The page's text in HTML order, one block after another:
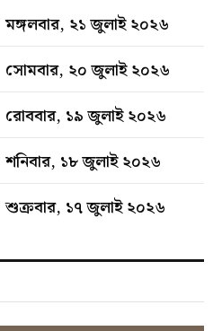
২১ জুলাই ২০২৬
২০ জুলাই ২০২৬
১৯ জুলাই ২০২৬
১৮ জুলাই ২০২৬
১৭ জুলাই ২০২৬